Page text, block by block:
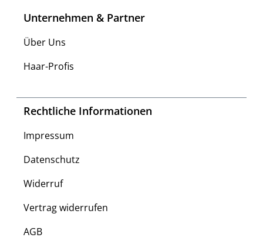
Unternehmen & Partner
Über Uns
Haar-Profis
Rechtliche Informationen
Impressum
Datenschutz
Widerruf
Vertrag widerrufen
AGB